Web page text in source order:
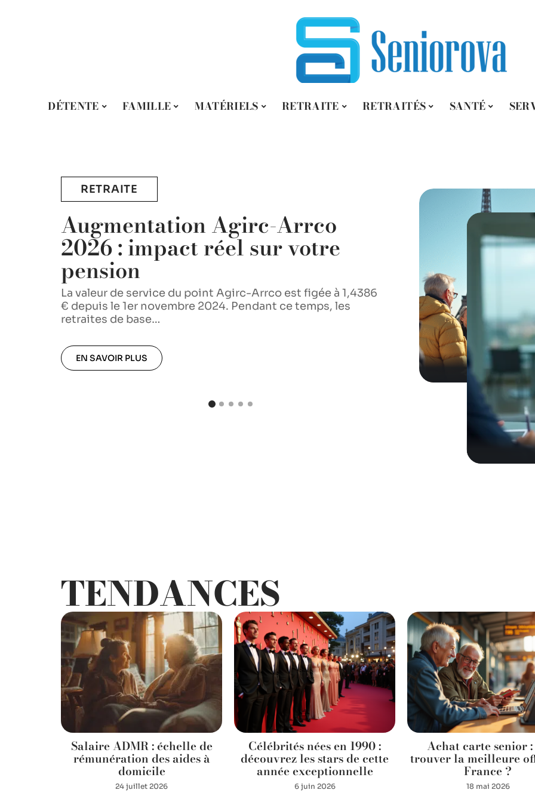
DÉTENTE FAMILLE MATÉRIELS RETRAITE RETRAITÉS SANTÉ
RETRAITE
Augmentation Agirc-Arrco
2026 : impact réel sur votre
pension
La valeur de service du point Agirc-Arrco est figée à 1,4386
€ depuis le 1er novembre 2024. Pendant ce temps, les
retraites de base…
EN SAVOIR PLUS
RETRAITE
Calcul de
en 2026 :
dernières
La pension de
de la retraite de
masque…
EN SAVOIR PLUS
TENDANCES
Salaire ADMR : échelle de
rémunération des aides à
domicile
24 juillet 2026
Célébrités nées en 1990 :
découvrez les stars de cette
année exceptionnelle
6 juin 2026
Achat carte senior
trouver la meilleure
France ?
18 mai 2026